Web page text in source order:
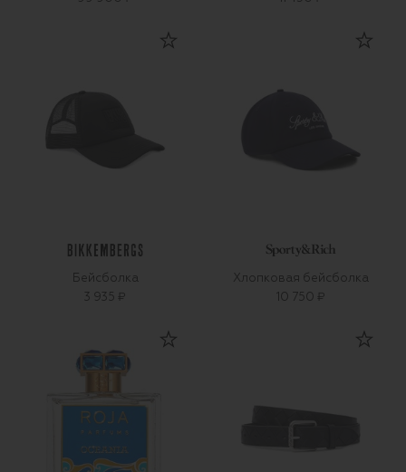
Бейсболка
3 935 ₽
Хлопковая бейсболка
10 750 ₽